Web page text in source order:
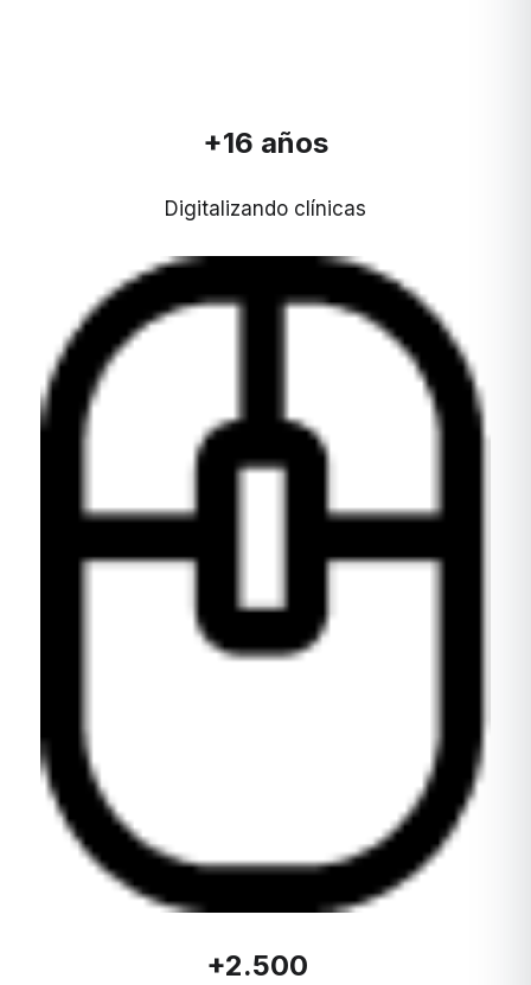
+16 años
Digitalizando clínicas
+2.500